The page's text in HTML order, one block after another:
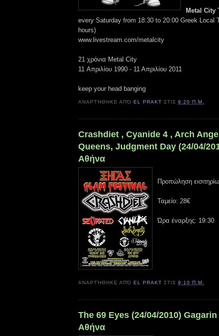
Metal City
every Saturday from 18:30 to 20:00 Greek Local
hours)
www.livestream.com/metalcity
21 χρόνια Metal City
11 Απριλίου 1990 - 11 Απριλίου 2011
keep your head banging
ΑΝΑΡΤΉΘΗΚΕ ΑΠΌEL PRAKT ΣΤΙΣ9:20 Π.Μ.
Crashdiet , Cyanide 4 , Arch
Queens, Judgment Day (24/04/
Αθήνα
Προπώληση
Ταμείο: 28€
Ώρα έναρξης: 19:30
ΑΝΑΡΤΉΘΗΚΕ ΑΠΌEL PRAKT ΣΤΙΣ9:10 Π.Μ.
The 69 Eyes (24/04/2010)
Αθήνα